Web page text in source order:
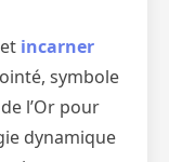
incarner
symbole
l’Or pour
dynamique